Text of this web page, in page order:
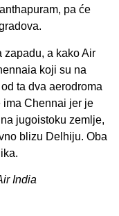
pa će
zapadu, a kako Air
koji su na
ta dva aerodroma
ima Chennai jer je
jugoistoku zemlje,
blizu Delhiju. Oba
India